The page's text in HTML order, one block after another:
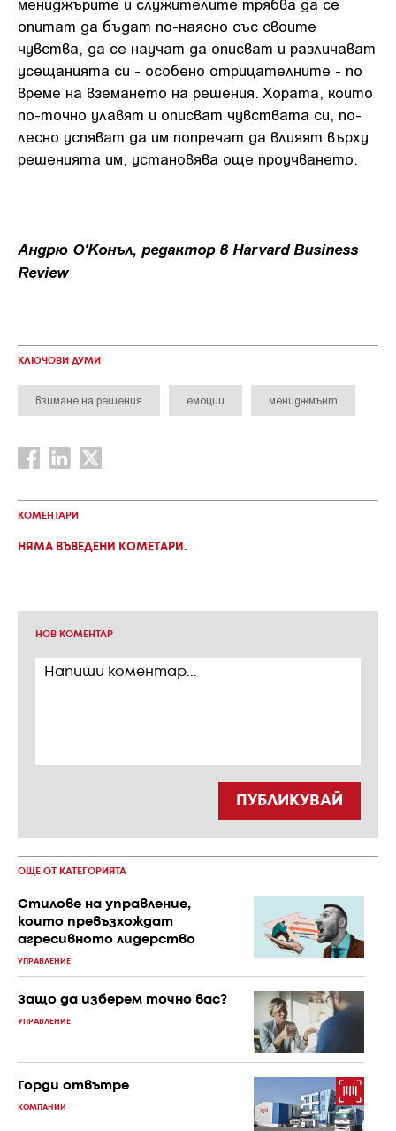
опитат да бъдат по-наясно със своите
чувства, да се научат да описват и различават
усещанията си - особено отрицателните - по
време на вземането на решения. Хората, които
по-точно улавят и описват чувствата си, по-
лесно успяват да им попречат да влияят върху
решенията им, установява още проучването.
Андрю О'Конъл, редактор в Harvard Business
Review
КЛЮЧОВИ ДУМИ
взимане на решения емоции мениджмънт
КОМЕНТАРИ
НЯМА ВЪВЕДЕНИ КОМЕТАРИ.
НОВ КОМЕНТАР
ПУБЛИКУВАЙ
ОЩЕ ОТ КАТЕГОРИЯТА
Стилове на управление,
които превъзхождат
агресивното лидерство
УПРАВЛЕНИЕ
Защо да изберем точно вас?
УПРАВЛЕНИЕ
Горди отвътре
КОМПАНИИ